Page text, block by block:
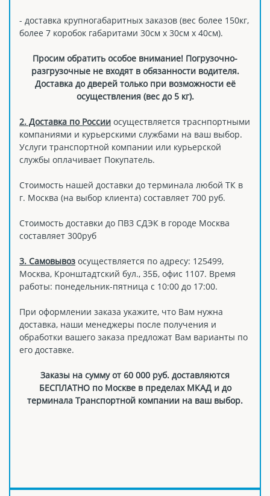
- доставка крупногабаритных заказов (вес более 150кг,
более 7 коробок габаритами 30см х 30см х 40см).
Просим обратить особое внимание! Погрузочно-
разгрузочные не входят в обязанности водителя.
Доставка до дверей только при возможности её
осуществления (вес до 5 кг).
2. Доставка по России осуществляется траснпортными
компаниями и курьерскими службами на ваш выбор.
Услуги транспортной компании или курьерской
службы оплачивает Покупатель.
Стоимость нашей доставки до терминала любой ТК в
г. Москва (на выбор клиента) составляет 700 руб.
Стоимость доставки до ПВЗ СДЭК в городе Москва
составляет 300руб
3. Самовывоз осуществляется по адресу: 125499,
Москва, Кронштадтский бул., 35Б, офис 1107. Время
работы: понедельник-пятница с 10:00 до 17:00.
При оформлении заказа укажите, что Вам нужна
доставка, наши менеджеры после получения и
обработки вашего заказа предложат Вам варианты по
его доставке.
Заказы на сумму от 60 000 руб. доставляются
БЕСПЛАТНО по Москве в пределах МКАД и до
терминала Транспортной компании на ваш выбор.